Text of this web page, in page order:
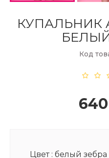
КУПАЛЬНИК
Код
Цвет : белый зебра